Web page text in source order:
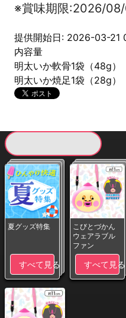
※賞味期限:2026/
提供開始日: 2026-03-21
内容量
明太いか軟骨1袋（48g）
明太いか焼足1袋（28g）
夏グッズ特集
すべて見る
こびとづかん
ウェアラブル
ファン
すべて見る